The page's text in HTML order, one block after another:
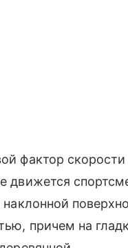
фактор
движется
наклонной
причем на